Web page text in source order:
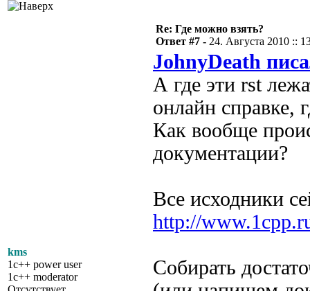
kms
1c++ power user
1c++ moderator
Re: Где можно взять?
Ответ #7 - 24. Августа 2010 ::
JohnyDeath
А где эти rst
онлайн справке,
Как вообще
документации?
Все исходники
http://
Собирать